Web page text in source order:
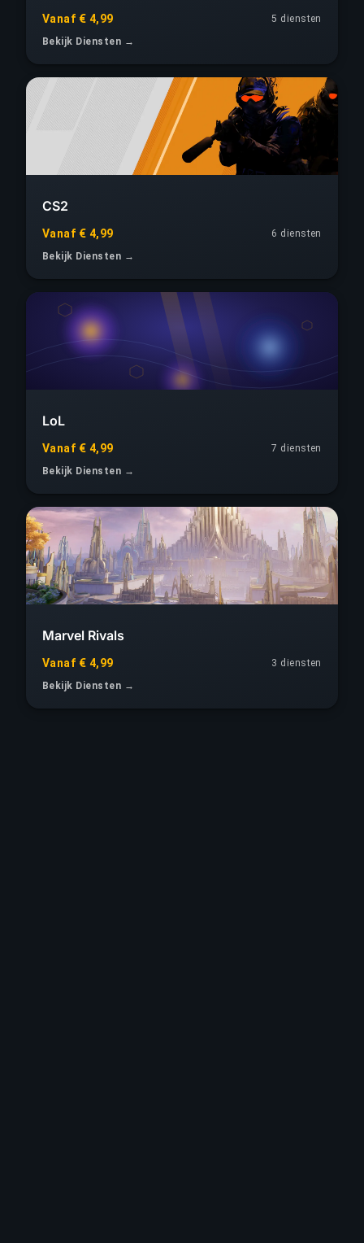
Vanaf € 4,99
5 diensten
Bekijk Diensten →
CS2
Vanaf € 4,99
6 diensten
Bekijk Diensten →
LoL
Vanaf € 4,99
7 diensten
Bekijk Diensten →
Marvel Rivals
Vanaf € 4,99
3 diensten
Bekijk Diensten →